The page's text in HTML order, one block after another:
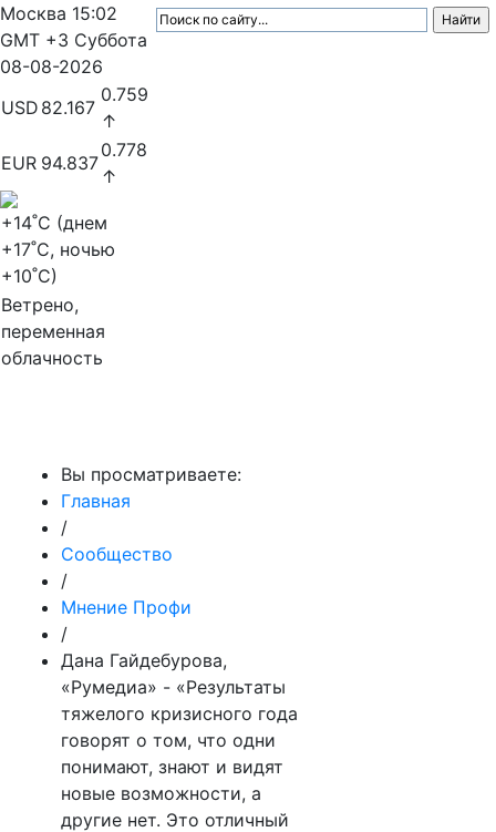
Москва 15:02
GMT +3 Суббота
08-08-2026
USD 82.167
0.759
↑
EUR 94.837
0.778
↑
+14˚C (днем
+17˚C, ночью
+10˚C)
Ветрено,
переменная
облачность
Вы просматриваете:
Главная
/
Сообщество
/
Мнение Профи
/
Дана Гайдебурова,
«Румедиа» - «Результаты
тяжелого кризисного года
говорят о том, что одни
понимают, знают и видят
новые возможности, а
другие нет. Это отличный